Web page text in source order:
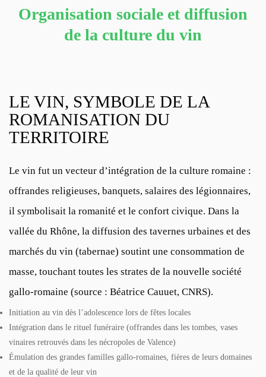
Organisation sociale et diffusion
de la culture du vin
LE VIN, SYMBOLE DE LA
ROMANISATION DU
TERRITOIRE
Le vin fut un vecteur d’intégration de la culture romaine :
offrandes religieuses, banquets, salaires des légionnaires,
il symbolisait la romanité et le confort civique. Dans la
vallée du Rhône, la diffusion des tavernes urbaines et des
marchés du vin (tabernae) soutint une consommation de
masse, touchant toutes les strates de la nouvelle société
gallo-romaine (source : Béatrice Cauuet, CNRS).
Initiation au vin dès l’adolescence lors de fêtes locales
Intégration dans le rituel funéraire (offrandes dans les tombes, vases
vinaires retrouvés dans les nécropoles de Valence)
Émulation des grandes familles gallo-romaines, fières de leurs domaines
et de la qualité de leur vin